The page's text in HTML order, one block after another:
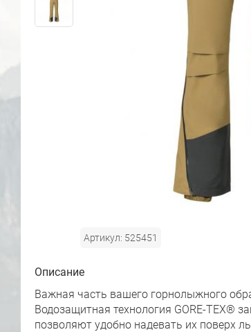
Артикул: 525451
Описание
Важная часть вашего горнолыжного
Водозащитная технология GORE-TEX®
позволяют удобно надевать их поверх